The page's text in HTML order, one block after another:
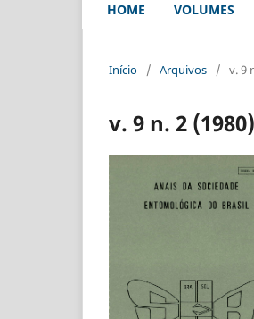
HOME VOLUMES
Início / Arquivos / v. 9
v. 9 n. 2 (1980)